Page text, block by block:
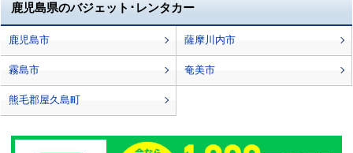
鹿児島県のバジェット･レンタカー
鹿児島市 薩摩川内市
霧島市 奄美市
熊毛郡屋久島町